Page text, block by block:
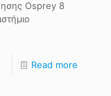
Osprey 8
Read more